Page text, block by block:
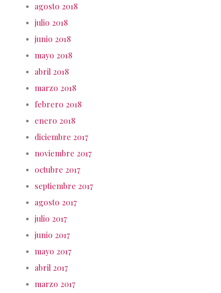
agosto 2018
julio 2018
junio 2018
mayo 2018
abril 2018
marzo 2018
febrero 2018
enero 2018
diciembre 2017
noviembre 2017
octubre 2017
septiembre 2017
agosto 2017
julio 2017
junio 2017
mayo 2017
abril 2017
marzo 2017